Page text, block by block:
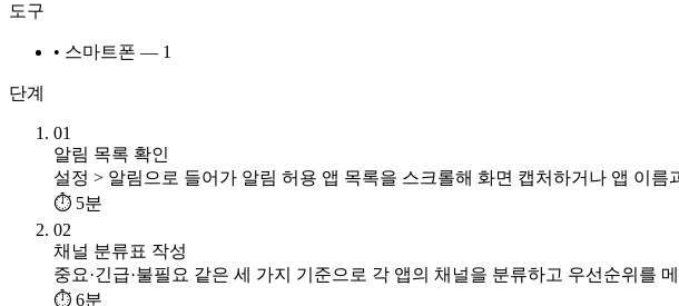
도구
• 스마트폰 — 1
단계
01
알림 목록 확인
설정 > 알림으로 들어가 알림 허용 앱 목록을 스크롤해 화면 캡처하거나 앱 이름
⏱ 5분
02
채널 분류표 작성
중요·긴급·불필요 같은 세 가지 기준으로 각 앱의 채널을 분류하고 우선순위를
⏱ 6분